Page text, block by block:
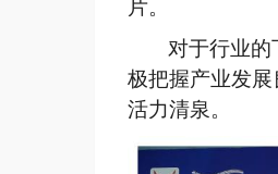
片。
对于行业
极把握产业发
活力清泉。